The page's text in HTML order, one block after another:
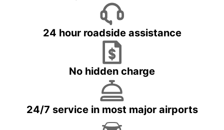
24 hour roadside assistance
No hidden charge
24/7 service in most major airports